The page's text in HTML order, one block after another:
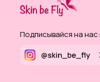
Подписывайся на нас: